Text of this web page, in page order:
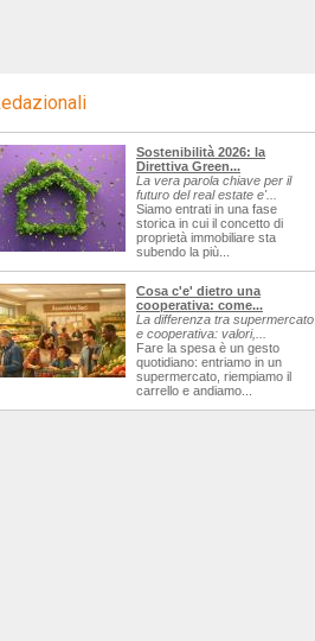
Sostenibilità 2026: la
Direttiva Green...
La vera parola chiave per il
futuro del real estate e'...
Siamo entrati in una fase
storica in cui il concetto di
proprietà immobiliare sta
subendo la più...
Cosa c'e' dietro una
cooperativa: come...
La differenza tra supermercato
e cooperativa: valori,...
Fare la spesa è un gesto
quotidiano: entriamo in un
supermercato, riempiamo il
carrello e andiamo...